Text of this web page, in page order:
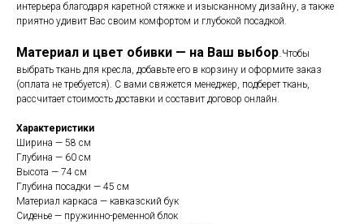
интерьера благодаря каретной стяжке и изысканному дизайну, а также
приятно удивит Вас своим комфортом и глубокой посадкой.
Материал и цвет обивки — на Ваш выбор.Чтобы
выбрать ткань для кресла, добавьте его в корзину и оформите заказ
(оплата не требуется). С вами свяжется менеджер, подберет ткань,
рассчитает стоимость доставки и составит договор онлайн.
Характеристики
Ширина — 58 см
Глубина — 60 см
Высота — 74 см
Глубина посадки — 45 см
Материал каркаса — кавказский бук
Сиденье — пружинно-ременной блок